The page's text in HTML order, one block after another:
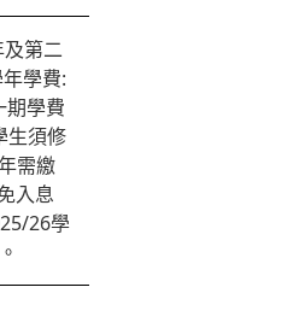
第二
學費:
期學費
生須修
需繳
入息
26學